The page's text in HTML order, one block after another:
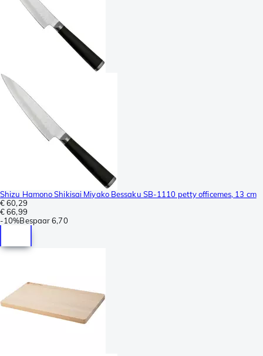
Shizu Hamono Shikisai Miyako Bessaku SB-1110 petty officemes, 13 cm
€ 60,29
€ 66,99
-10%Bespaar 6,70